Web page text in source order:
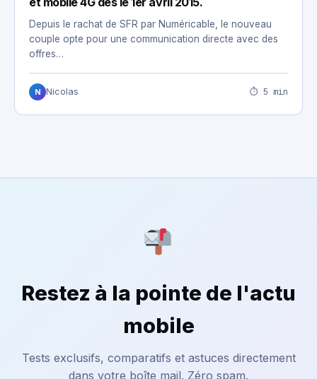
Depuis le rachat de SFR par Numéricable, le nouveau
couple opte pour une communication directe avec des
offres…
N Nicolas ⏱ 5 min
Restez à la pointe de l'actu
mobile
Tests exclusifs, comparatifs et astuces directement
dans votre boîte mail. Zéro spam.